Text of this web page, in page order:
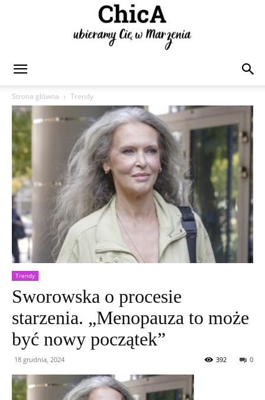
Strona główna
Trendy
Trendy
Sworowska o procesie
starzenia. „Menopauza to może
być nowy początek”
18 grudnia, 2024 0
392